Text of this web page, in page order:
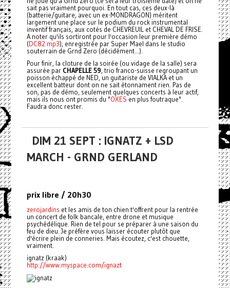
sait pas vraiment pourquoi. En tout cas, ces deux-là
(batterie/guitare, avec un ex-MONDRAGON) méritent
largement une place sur le podium du rock instrumental
inventif français, aux cotés de CHEVREUIL et CHEVAL DE FRISE.
A noter qu'ils sortiront pour l'occasion leur première démo
(DC82.mp3), enregistrée par Super Mael dans le studio
souterrain de Grnd Zero (décidément...).
Pour finir, la cloture de la soirée (ou vidage de la salle) sera
assurée par CHAPELLE 59, trio franco-suisse regroupant un
poisson échappé de NED, un guitariste de VIALKA et un
excellent batteur dont on ne sait étonnament rien. Pas de
son, pas de démo, seulement quelques concerts à leur actif,
mais ils nous ont promis du "OXES en plus foutraque".
Faudra donc rester.
DIM 21 SEPT : IGNATZ + LSD
MARCH - GRND GERLAND
prix libre / 20h30
zerojardins et les amis de ton chien t'offrent pour la rentrée
un concert de folk bancale, entre drone et musique
psychédélique. Rien de tel pour se préparer à une saison du
feu de dieu. Je préfère vous laisser écouter plutôt que
d'écrire plein de conneries. Mais écoutez, c'est chouette,
vraiment.
ignatz (kraak)
http://www.myspace.com/ignazt